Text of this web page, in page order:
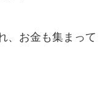
、お金も集まって